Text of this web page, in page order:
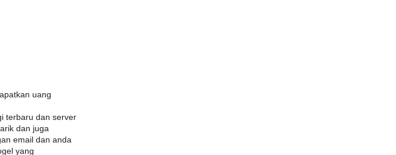
uang
terbaru dan server
dan juga
email dan anda
yang